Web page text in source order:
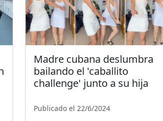
Madre cubana deslumbra
bailando el 'caballito
challenge' junto a su hija
Publicado el 22/6/2024